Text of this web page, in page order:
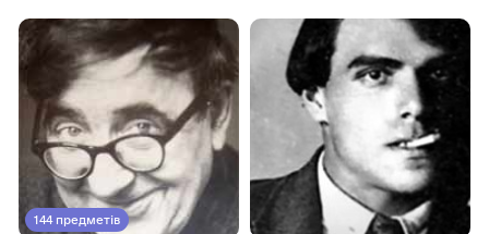
144 предметів